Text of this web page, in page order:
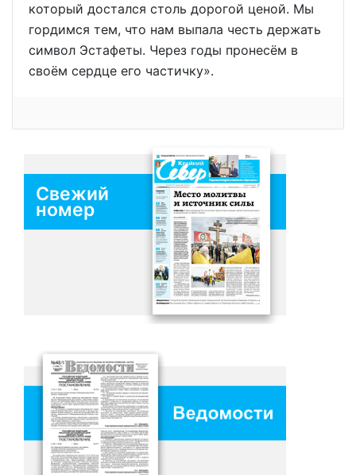
который достался столь дорогой ценой. Мы
гордимся тем, что нам выпала честь держать
символ Эстафеты. Через годы пронесём в
своём сердце его частичку».
Свежий
номер